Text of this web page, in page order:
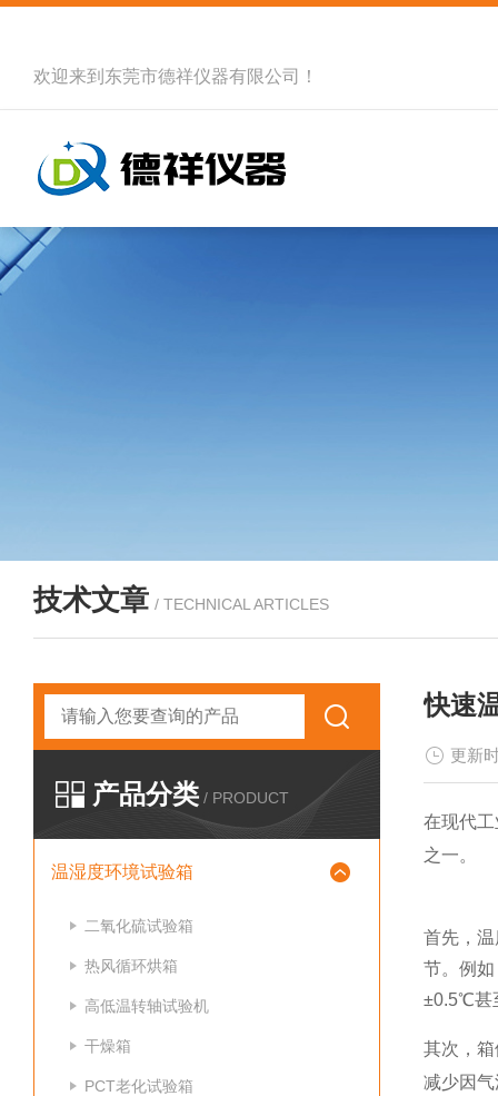
欢迎来到 东莞市德祥仪器有限公司 ！
技术文章 / TECHNICAL ARTICLES
产品分类 / PRODUCT
温湿度环境试验箱
二氧化硫试验箱
热风循环烘箱
高低温转轴试验机
干燥箱
PCT老化试验箱
快速
更新
在现代
之一。
首先，
节。例
±0.5℃甚
其次，
减少因